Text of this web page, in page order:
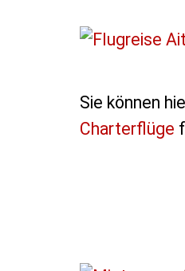
Sie können
Charterflüge